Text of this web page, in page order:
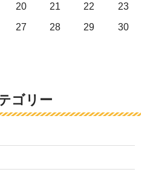
20 21 22
23
27 28 29
30
ゴリー